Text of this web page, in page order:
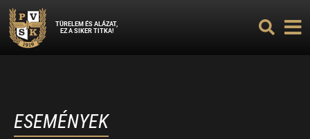
TÜRELEM ÉS ALÁZAT,
EZ A SIKER TITKA!
ESEMÉNYEK